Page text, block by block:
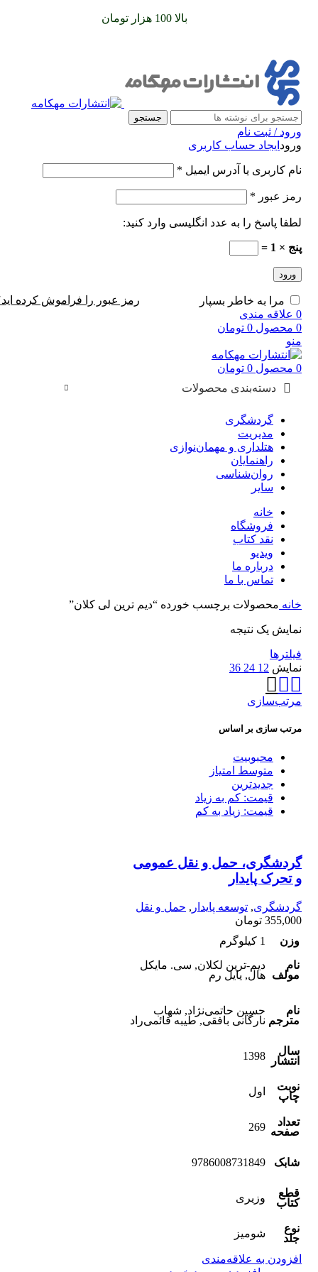
بالا 100 هزار تومان
جستجو
ورود / ثبت نام
ورود ایجاد حساب کاربری
نام کاربری یا آدرس ایمیل *
رمز عبور *
لطفا پاسخ را به عدد انگلیسی وارد کنید:
پنج × 1 =
ورود
رمز عبور را فراموش کرده
مرا به خاطر بسپار
0 علاقه مندی
0 محصول 0 تومان
منو
0 محصول 0 تومان
دسته‌بندی محصولات
گردشگری
مدیریت
هتلداری و مهمان‌نوازی
راهنمایان
روان‌شناسی
سایر
خانه
فروشگاه
نقد کتاب
ویدیو
درباره‌ ما
تماس با ما
خانه محصولات برچسب خورده “دیم ترین لی کلان”
نمایش یک نتیجه
فیلترها
نمایش 12
24
36
مرتب‌سازی
مرتب سازی بر اساس
محبوبیت
متوسط امتیاز
جدیدترین
قیمت: کم به زیاد
قیمت: زیاد به کم
گردشگری، حمل و نقل عمومی
و تحرک پایدار
گردشگری, توسعه پایدار , حمل و نقل
355,000 تومان
وزن
1 کیلوگرم
نام
مولف
دیم-ترین لکلان, سی. مایکل
هال, یایل رم
نام
مترجم
حسین حاتمی‌نژاد, شهاب
نارگانی بافقی, طیبه قائمی‌راد
سال
انتشار
1398
نوبت
چاپ
اول
تعداد
صفحه 269
شابک 9786008731849
قطع
کتاب
وزیری
نوع
جلد
شومیز
افزودن به علاقه‌مندی